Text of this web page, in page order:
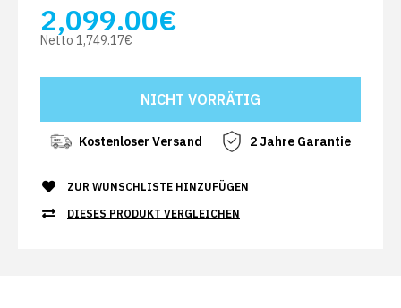
2,099.00€
Netto 1,749.17€
Kostenloser Versand 2 Jahre Garantie
ZUR WUNSCHLISTE HINZUFÜGEN
DIESES PRODUKT VERGLEICHEN